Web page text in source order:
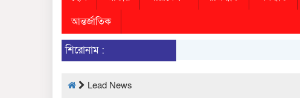
আন্তর্জাতিক
শিরোনাম :
Lead News